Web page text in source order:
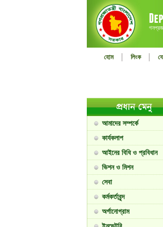
হোম | লিংক |
আমাদের সম্পর্কে
কার্যকলাপ
আইনের বিধি ও প্রবিধান
ভিশন ও মিশন
সেবা
কর্মকর্তাবৃন্দ
অর্গানোগ্রাম